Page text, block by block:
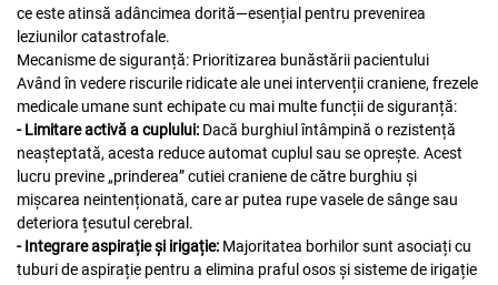
ce este atinsă adâncimea dorită—esențial pentru prevenirea
leziunilor catastrofale.
Mecanisme de siguranță: Prioritizarea bunăstării pacientului
Având în vedere riscurile ridicate ale unei intervenții craniene, frezele
medicale umane sunt echipate cu mai multe funcții de siguranță:
- Limitare activă a cuplului: Dacă burghiul întâmpină o rezistență
neașteptată, acesta reduce automat cuplul sau se oprește. Acest
lucru previne „prinderea” cutiei craniene de către burghiu și
mișcarea neintenționată, care ar putea rupe vasele de sânge sau
deteriora țesutul cerebral.
- Integrare aspirație și irigație: Majoritatea borhilor sunt asociați cu
tuburi de aspirație pentru a elimina praful osos și sisteme de irigație